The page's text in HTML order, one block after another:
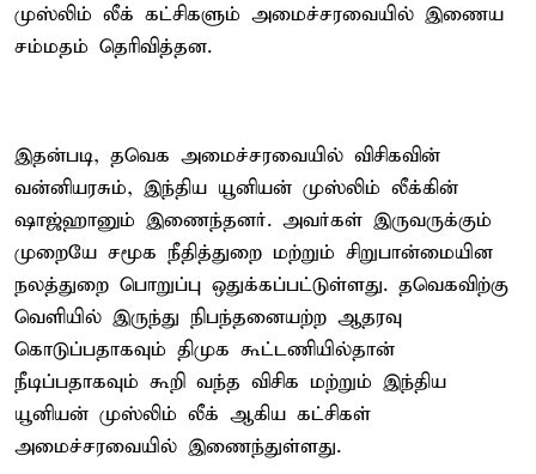
முஸ்லிம் லீக் கட்சிகளும் அமைச்சரவையில் இணைய
சம்மதம் தெரிவித்தன.
இதன்படி, தவெக அமைச்சரவையில் விசிகவின்
வன்னியரசும், இந்திய யூனியன் முஸ்லிம் லீக்கின்
ஷாஜ்ஹானும் இணைந்தனர். அவர்கள் இருவருக்கும்
முறையே சமூக நீதித்துறை மற்றும் சிறுபான்மையின
நலத்துறை பொறுப்பு ஒதுக்கப்பட்டுள்ளது. தவெகவிற்கு
வெளியில் இருந்து நிபந்தனையற்ற ஆதரவு
கொடுப்பதாகவும் திமுக கூட்டணியில்தான்
நீடிப்பதாகவும் கூறி வந்த விசிக மற்றும் இந்திய
யூனியன் முஸ்லிம் லீக் ஆகிய கட்சிகள்
அமைச்சரவையில் இணைந்துள்ளது.